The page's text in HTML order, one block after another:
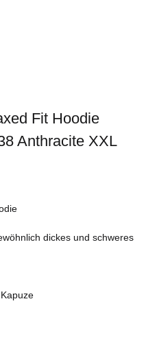
Fit Hoodie
Anthracite XXL
dickes und schweres